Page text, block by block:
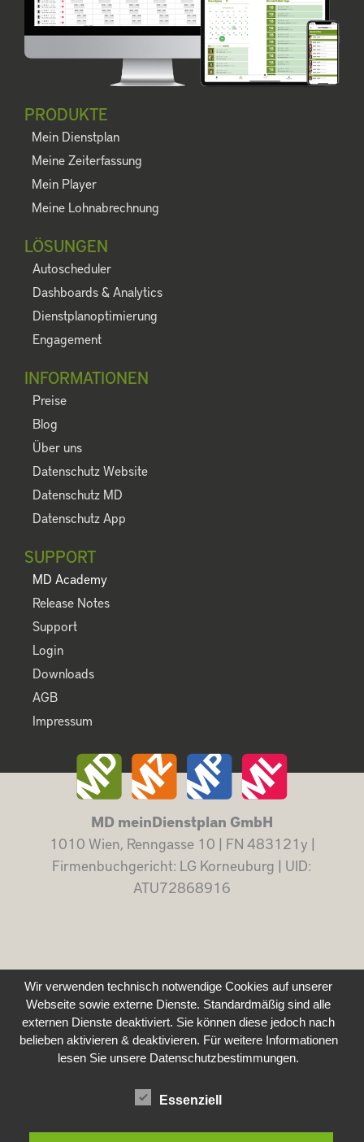
PRODUKTE
Mein Dienstplan
Meine Zeiterfassung
Mein Player
Meine Lohnabrechnung
LÖSUNGEN
Autoscheduler
Dashboards & Analytics
Dienstplanoptimierung
Engagement
INFORMATIONEN
Preise
Blog
Über uns
Datenschutz Website
Datenschutz MD
Datenschutz App
SUPPORT
MD Academy
Release Notes
Support
Login
Downloads
AGB
Impressum
MD meinDienstplan GmbH
1010 Wien, Renngasse 10 | FN 483121y |
Firmenbuchgericht: LG Korneuburg | UID:
ATU72868916
Wir verwenden technisch notwendige Cookies auf unserer
Webseite sowie externe Dienste. Standardmäßig sind alle
externen Dienste deaktiviert. Sie können diese jedoch nach
belieben aktivieren & deaktivieren. Für weitere Informationen
lesen Sie unsere Datenschutzbestimmungen.
Essenziell